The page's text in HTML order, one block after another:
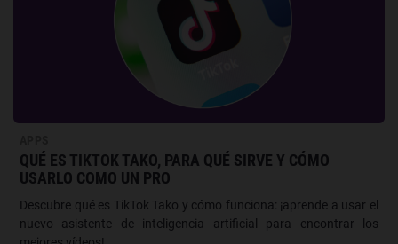
QUÉ ES TIKTOK TAKO, PARA QUÉ SIRVE Y CÓMO
USARLO COMO UN PRO
Descubre qué es TikTok Tako y cómo funciona: ¡aprende a usar el
nuevo asistente de inteligencia artificial para encontrar los